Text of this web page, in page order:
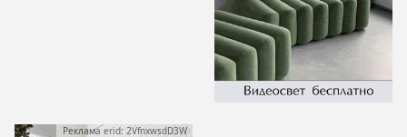
Реклама erid: 2VfnxwsdD3W